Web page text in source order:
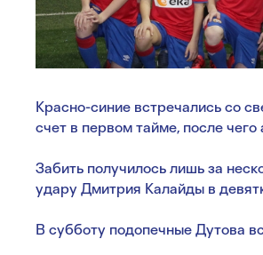
Красно-синие встречались со
счет в первом тайме, после
Забить получилось лишь за
удару Дмитрия Калайды в
В субботу подопечные Дутова